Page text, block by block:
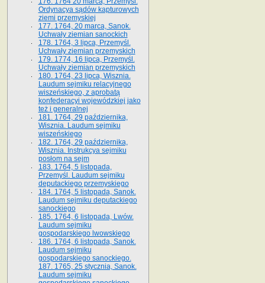
Ordynacya sądów kapturowych
ziemi przemyskiej
177. 1764, 20 marca, Sanok.
Uchwały ziemian sanockich
178. 1764, 3 lipca, Przemyśl.
Uchwały ziemian przemyskich
179. 1774, 16 lipca, Przemyśl.
Uchwały ziemian przemyskich
180. 1764, 23 lipca, Wisznia.
Laudum sejmiku relacyjnego
wiszeńskiego, z aprobatą
konfederacyi wojewódzkiej jako
też i generalnej
181. 1764, 29 października,
Wisznia. Laudum sejmiku
wiszeńskiego
182. 1764, 29 października,
Wisznia. Instrukcya sejmiku
posłom na sejm
183. 1764, 5 listopada,
Przemyśl. Laudum sejmiku
deputackiego przemyskiego
184. 1764, 5 listopada, Sanok.
Laudum sejmiku deputackiego
sanockiego
185. 1764, 6 listopada, Lwów.
Laudum sejmiku
gospodarskiego lwowskiego
186. 1764, 6 listopada, Sanok.
Laudum sejmiku
gospodarskiego sanockiego.
187. 1765, 25 stycznia, Sanok.
Laudum sejmiku